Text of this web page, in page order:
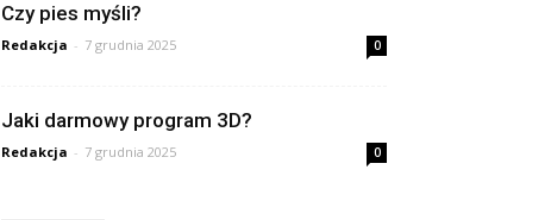
Czy pies myśli?
Redakcja - 7 grudnia 2025 0
Jaki darmowy program 3D?
Redakcja - 7 grudnia 2025 0